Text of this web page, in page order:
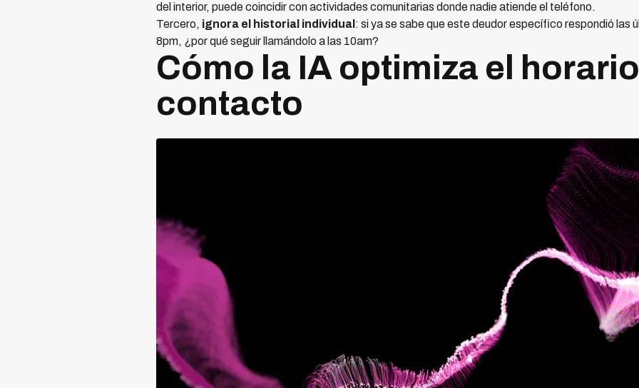
del interior, puede coincidir con actividades comunitarias donde nadie atiende el teléfono.
Tercero, ignora el historial individual : si ya se sabe que este deudor específico respondió las
8pm, ¿por qué seguir llamándolo a las 10am?
Cómo la IA optimiza el
contacto